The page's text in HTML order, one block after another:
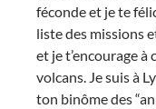
féconde et je te
liste des missions
et je t’encourage
volcans. Je suis à
ton binôme des